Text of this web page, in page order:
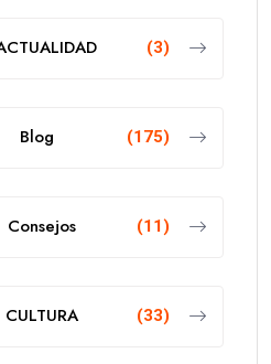
(3)
Blog (175)
Consejos (11)
CULTURA (33)